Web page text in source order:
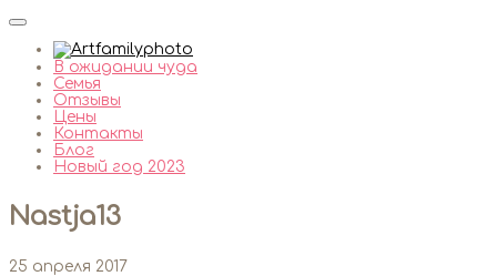
В ожидании чуда
Семья
Отзывы
Цены
Контакты
Блог
Новый год 2023
Nastja13
25 апреля 2017